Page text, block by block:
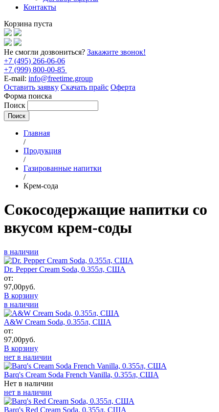
Контакты
Корзина пуста
Не смогли дозвониться? Закажите звонок!
+7 (495) 266-06-06
+7 (999) 800-00-85
E-mail: info@freetime.group
Оставить заявку Скачать прайс Оферта
Форма поиска
Поиск
Главная
/
Продукция
/
Газированные напитки
/
Крем-сода
Сокосодержащие напитки со
вкусом крем-соды
в наличии
Dr. Pepper Cream Soda, 0.355л, США
от:
97,00руб.
В корзину
в наличии
A&W Cream Soda, 0.355л, США
от:
97,00руб.
В корзину
нет в наличии
Barq's Cream Soda French Vanilla, 0.355л, США
Нет в наличии
нет в наличии
Barq's Red Cream Soda, 0.355л, США